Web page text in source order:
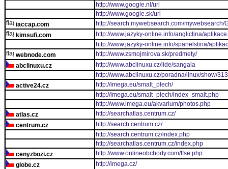
http://www.google.nl/url
http://www.google.sk/url
iaccap.com
http://search.mywebsearch.com/mywebsearch/
kimsufi.com
http://www.jazyky-online.info/anglictina/
http://www.jazyky-online.info/spanelstina/
webnode.com
http://www.zsmojmirova.sk/predmety/
abclinuxu.cz
http://www.abclinuxu.cz/lide/sangala
http://www.abclinuxu.cz/poradna/linux/show/
active24.cz
http://imega.eu/smalt_plech/
http://imega.eu/smalt_plech/index_smalt.php
http://www.imega.eu/akvarium/photos.php
atlas.cz
http://searchatlas.centrum.cz/
centrum.cz
http://search.centrum.cz/
http://search.centrum.cz/index.php
http://searchatlas.centrum.cz/index.php
cenyzbozi.cz
http://www.onlineobchody.com/ffse.php
globe.cz
http://imega.cz/